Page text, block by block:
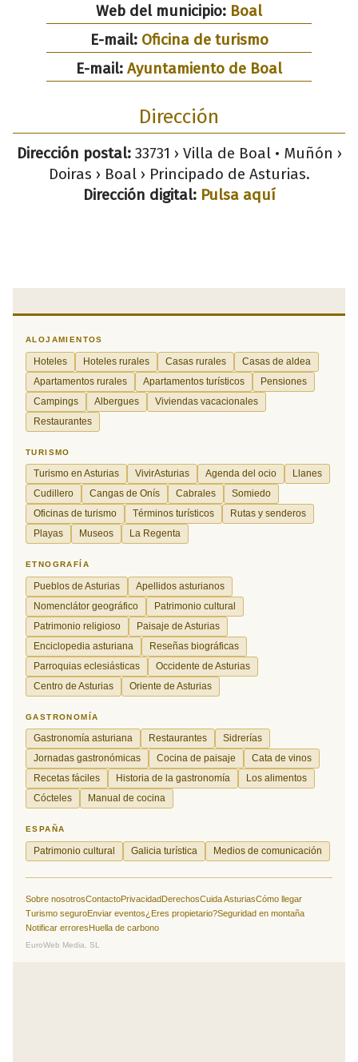
Web del municipio: Boal
E-mail: Oficina de turismo
E-mail: Ayuntamiento de Boal
Dirección
Dirección postal:33731 › Villa de Boal • Muñón ›
Doiras › Boal › Principado de Asturias.
Dirección digital: Pulsa aquí